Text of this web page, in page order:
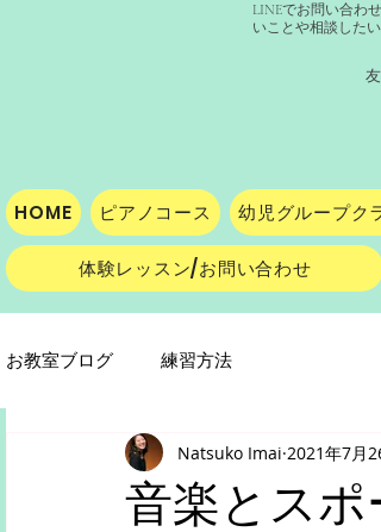
LINEでお問い合わ
いことや相談した
HOME ピアノコース 幼児グループク
体験レッスン/お問い合わせ
お教室ブログ 練習方法
音楽とスポ
Natsuko Imai 2021年7月